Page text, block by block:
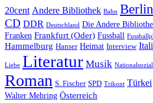
20cent Andere Bibliothek Bahn Berlin
CD DDR Deutschland Die Andere
Franken Frankfurt (Oder) Fussball
Hammelburg Hanser Heimat Interview
Liebe Literatur Musik
Roman S. Fischer SPD Trikont Türkei
Walter Mehring Österreich